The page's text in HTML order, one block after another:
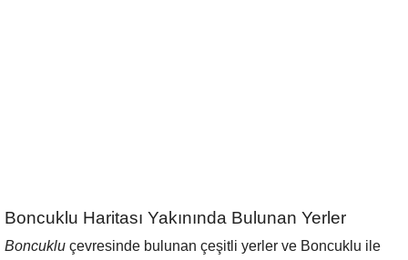
Boncuklu Haritası Yakınında Bulunan Yerler
Boncuklu çevresinde bulunan çeşitli yerler ve Boncuklu ile